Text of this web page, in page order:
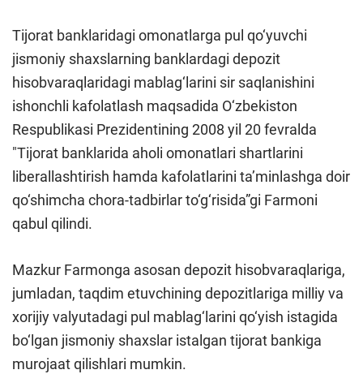
Tijorat banklaridagi omonatlarga pul qo‘yuvchi
jismoniy shaxslarning banklardagi depozit
hisobvaraqlaridagi mablag‘larini sir saqlanishini
ishonchli kafolatlash maqsadida O‘zbekiston
Respublikasi Prezidentining 2008 yil 20 fevralda
"Tijorat banklarida aholi omonatlari shartlarini
liberallashtirish hamda kafolatlarini ta’minlashga doir
qo‘shimcha chora-tadbirlar to‘g‘risida”gi Farmoni
qabul qilindi.
Mazkur Farmonga asosan depozit hisobvaraqlariga,
jumladan, taqdim etuvchining depozitlariga milliy va
xorijiy valyutadagi pul mablag‘larini qo‘yish istagida
bo‘lgan jismoniy shaxslar istalgan tijorat bankiga
murojaat qilishlari mumkin.